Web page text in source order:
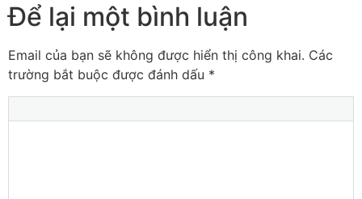
Để lại một bình luận
Email của bạn sẽ không được hiển thị công khai. Các
trường bắt buộc được đánh dấu *